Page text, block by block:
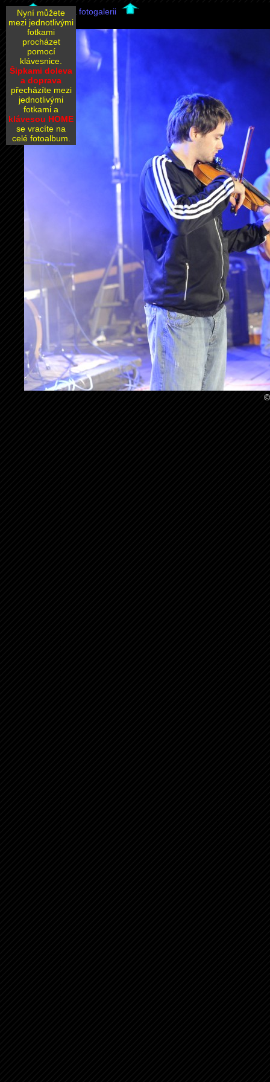
Nyní můžete
mezi jednotlivými
fotkami
procházet
pomocí
klávesnice.
Šipkami doleva
a doprava
přecházíte mezi
jednotlivými
fotkami a
klávesou HOME
se vracíte na
celé fotoalbum.
Zpět na fotogalerii